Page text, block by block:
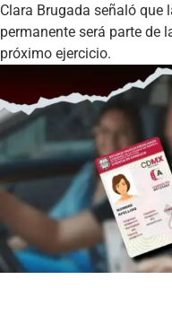
Clara Brugada señaló
permanente será parte de
próximo ejercicio.